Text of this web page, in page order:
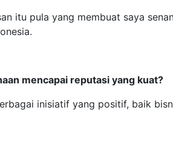
itu pula yang membuat saya
mencapai reputasi yang kuat?
inisiatif yang positif, baik